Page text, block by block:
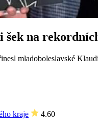
na
mladoboleslavské
kraje
4.60